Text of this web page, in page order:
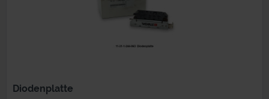
Diodenplatte